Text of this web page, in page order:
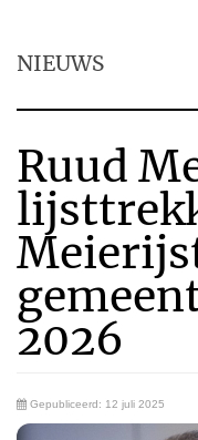
NIEUWS
Ruud
2026
Gepubliceerd: 12 juli 2025